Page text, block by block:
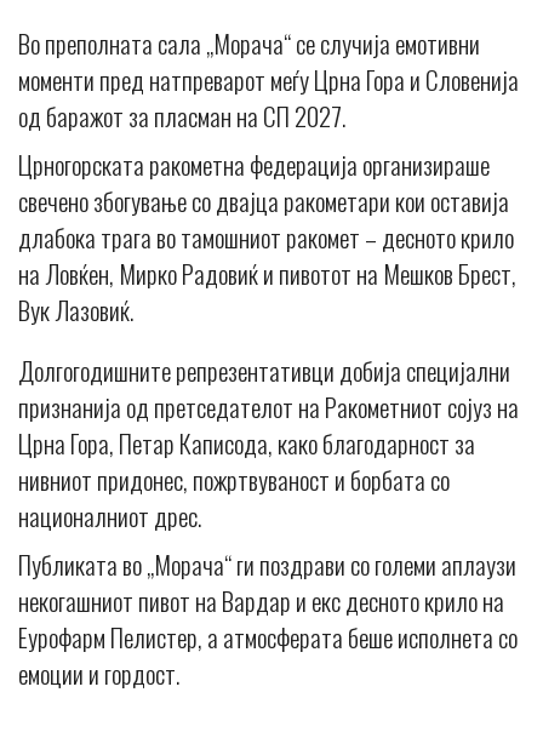
Во преполната сала „Морача“ се случија емотивни
моменти пред натпреварот меѓу Црна Гора и Словенија
од баражот за пласман на СП 2027.
Црногорската ракометна федерација организираше
свечено збогување со двајца ракометари кои оставија
длабока трага во тамошниот ракомет – десното крило
на Ловќен, Мирко Радовиќ и пивотот на Мешков Брест,
Вук Лазовиќ.
Долгогодишните репрезентативци добија специјални
признанија од претседателот на Ракометниот сојуз на
Црна Гора, Петар Каписода, како благодарност за
нивниот придонес, пожртвуваност и борбата со
националниот дрес.
Публиката во „Морача“ ги поздрави со големи аплаузи
некогашниот пивот на Вардар и екс десното крило на
Еурофарм Пелистер, а атмосферата беше исполнета со
емоции и гордост.